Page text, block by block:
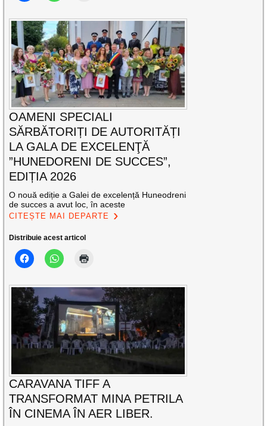
OAMENI SPECIALI
SĂRBĂTORIȚI DE AUTORITĂȚI
LA GALA DE EXCELENŢĂ
”HUNEDORENI DE SUCCES”,
EDIȚIA 2026
O nouă ediție a Galei de excelență Huneodreni
de succes a avut loc, în aceste
CITEȘTE MAI DEPARTE
Distribuie acest articol
CARAVANA TIFF A
TRANSFORMAT MINA PETRILA
ÎN CINEMA ÎN AER LIBER.